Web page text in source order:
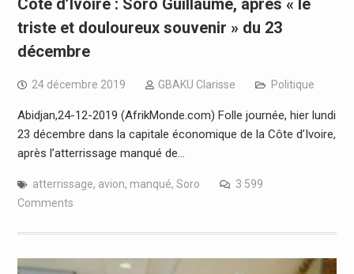
Côte d’Ivoire : Soro Guillaume, après « le
triste et douloureux souvenir » du 23
décembre
24 décembre 2019 GBAKU Clarisse Politique
Abidjan,24-12-2019 (AfrikMonde.com) Folle journée, hier lundi
23 décembre dans la capitale économique de la Côte d’Ivoire,
après l’atterrissage manqué de…
atterrissage, avion, manqué, Soro
3 599
Comments